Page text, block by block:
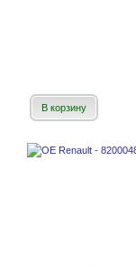
В корзину